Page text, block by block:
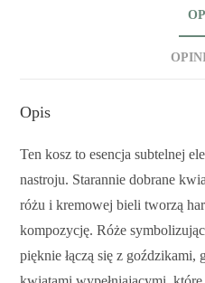
Opis
Ten kosz to esencja subtelnej
nastroju. Starannie dobrane
różu i kremowej bieli tworzą
kompozycję. Róże
pięknie łączą się z goździkami,